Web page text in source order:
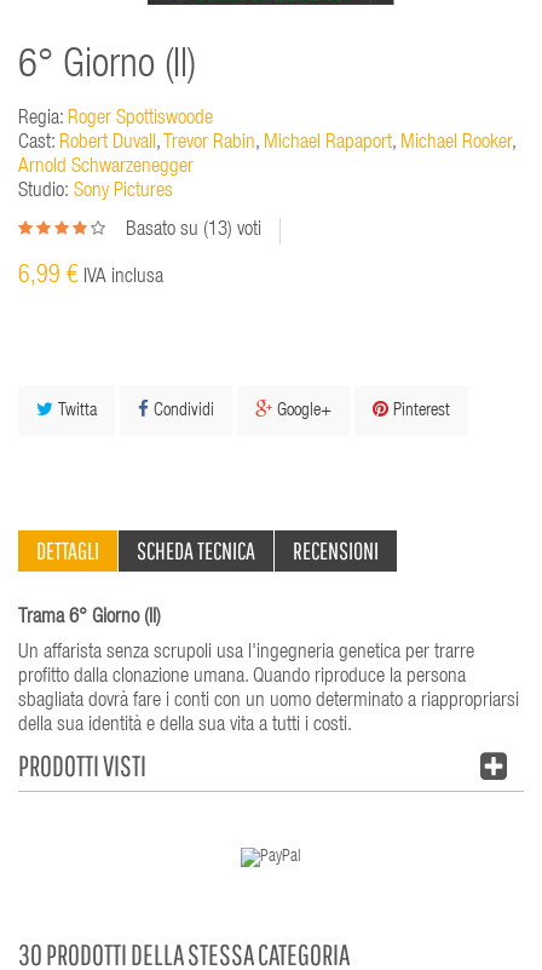
6° Giorno (Il)
Regia: Roger Spottiswoode
Cast: Robert Duvall, Trevor Rabin, Michael Rapaport, Michael Rooker,
Arnold Schwarzenegger
Studio: Sony Pictures
Basato su (13) voti
6,99 € IVA inclusa
Twitta Condividi Google+ Pinterest
DETTAGLI SCHEDA TECNICA RECENSIONI
Trama 6° Giorno (Il)
Un affarista senza scrupoli usa l'ingegneria genetica per trarre
profitto dalla clonazione umana. Quando riproduce la persona
sbagliata dovrà fare i conti con un uomo determinato a riappropriarsi
della sua identità e della sua vita a tutti i costi.
PRODOTTI VISTI
30 PRODOTTI DELLA STESSA CATEGORIA